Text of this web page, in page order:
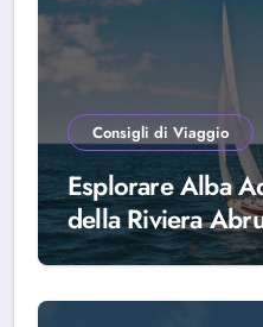
Consigli di Viaggio
Esplorare Alba
della Riviera